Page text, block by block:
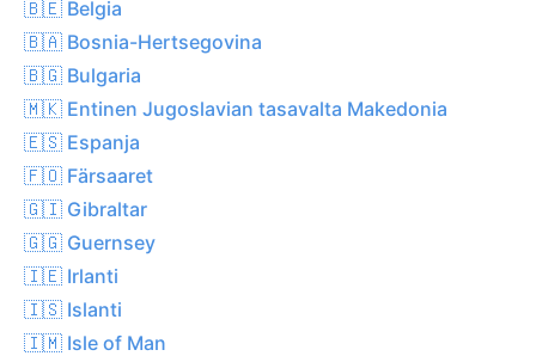
🇧🇪 Belgia
🇧🇦 Bosnia-Hertsegovina
🇧🇬 Bulgaria
🇲🇰 Entinen Jugoslavian tasavalta Makedonia
🇪🇸 Espanja
🇫🇴 Färsaaret
🇬🇮 Gibraltar
🇬🇬 Guernsey
🇮🇪 Irlanti
🇮🇸 Islanti
🇮🇲 Isle of Man